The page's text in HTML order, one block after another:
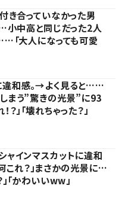
き合っていなかった男
小中高と同じだった2人
「大人になっても可愛
和感。→よく見ると……
まう”驚きの光景”に93
」「壊れちゃった？」
ャインマスカットに違和
これ？」まさかの光景に…
」「かわいいww」